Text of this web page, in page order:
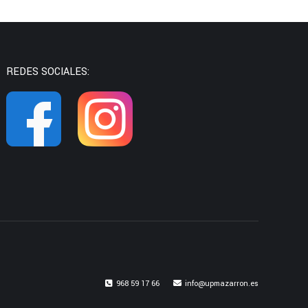
REDES SOCIALES:
968 59 17 66 info@upmazarron.es